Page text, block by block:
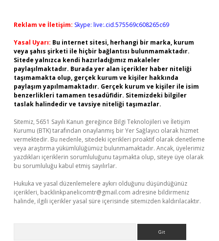
Reklam ve İletişim: Skype: live:.cid.575569c608265c69
Yasal Uyarı: Bu internet sitesi, herhangi bir marka, kurum
veya şahıs şirketi ile hiçbir bağlantısı bulunmamaktadır.
Sitede yalnızca kendi hazırladığımız makaleler
paylaşılmaktadır. Burada yer alan içerikler haber niteliği
taşımamakta olup, gerçek kurum ve kişiler hakkında
paylaşım yapılmamaktadır. Gerçek kurum ve kişiler ile isim
benzerlikleri tamamen tesadüfidir. Sitemizdeki bilgiler
taslak halindedir ve tavsiye niteliği taşımazlar.
Sitemiz, 5651 Sayılı Kanun gereğince Bilgi Teknolojileri ve İletişim
Kurumu (BTK) tarafından onaylanmış bir Yer Sağlayıcı olarak hizmet
vermektedir. Bu nedenle, sitedeki içerikleri proaktif olarak denetleme
veya araştırma yükümlülüğümüz bulunmamaktadır. Ancak, üyelerimiz
yazdıkları içeriklerin sorumluluğunu taşımakta olup, siteye üye olarak
bu sorumluluğu kabul etmiş sayılırlar.
Hukuka ve yasal düzenlemelere aykırı olduğunu düşündüğünüz
içerikleri, backlinkpanelicomtr@gmail.com adresine bildirmeniz
halinde, ilgili içerikler yasal süre içerisinde sitemizden kaldırılacaktır.